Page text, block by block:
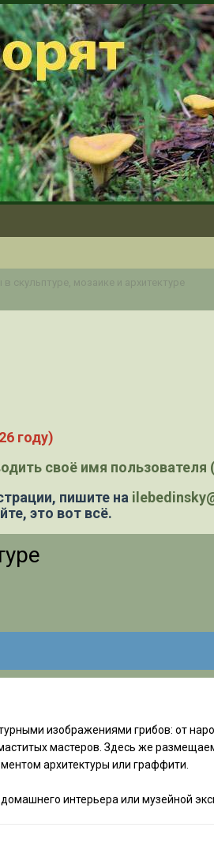
в скульптуре, мозаике и архитектуре
году)
своё имя пользователя
пишите на
это вот всё.
изображениями грибов: от
мастеров. Здесь же
архитектуры или граффити.
интерьера или музейной